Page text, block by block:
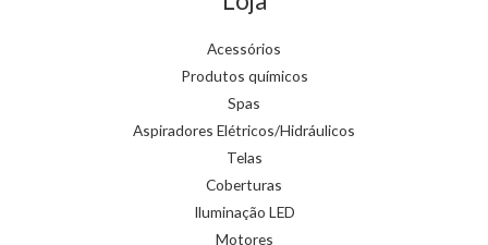
Acessórios
Produtos químicos
Spas
Aspiradores Elétricos/Hidráulicos
Telas
Coberturas
Iluminação LED
Motores